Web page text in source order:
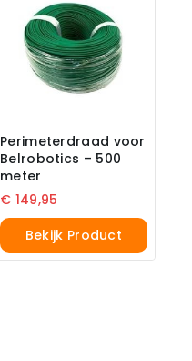
Perimeterdraad voor
Belrobotics – 500
meter
€ 149,95
Bekijk Product